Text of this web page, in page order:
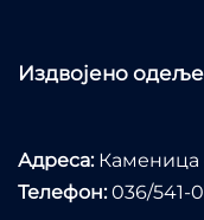
Издвојено
Адреса:Каменица
Телефон:036/541-